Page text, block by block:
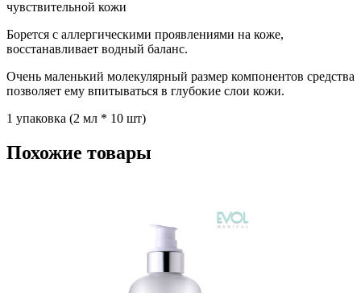
чувствительной кожи
Борется с аллергическими проявлениями на коже,
восстанавливает водный баланс.
Очень маленький молекулярный размер компонентов средства
позволяет ему впитываться в глубокие слои кожи.
1 упаковка (2 мл * 10 шт)
Похожие товары